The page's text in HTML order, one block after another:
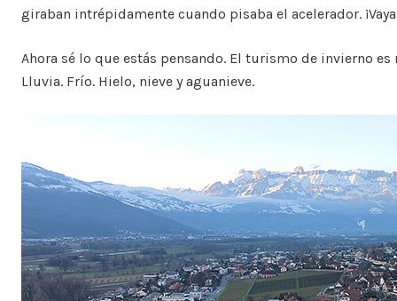
giraban intrépidamente cuando pisaba el acelerador.
Ahora sé lo que estás pensando. El turismo de invierno
Lluvia. Frío. Hielo, nieve y aguanieve.